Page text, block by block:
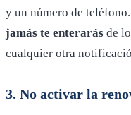
y un número de
jamás te enterarás de
cualquier otra
3. No activar la